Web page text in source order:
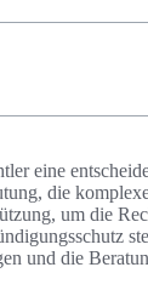
eine
die
um die
und die